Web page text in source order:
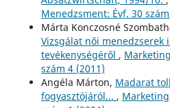
Menedzsment: Évf. 30
Márta Konczosné
Vizsgálat női menedzserek
tevékenységéről ,
szám 4 (2011)
Angéla Márton, Madarat
fogyasztójáról... ,